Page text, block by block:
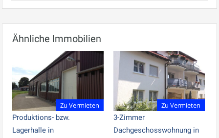
Ähnliche Immobilien
Zu Vermieten
Produktions- bzw.
Lagerhalle in
Zu Vermieten
3-Zimmer
Dachgeschosswohnung in